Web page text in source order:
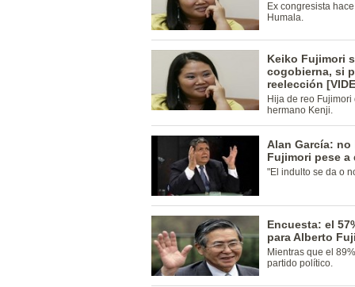
Ex congresista
Humala.
Keiko Fujimori
cogobierna, si
reelección
Hija de reo
hermano Kenji.
Alan García: no
Fujimori pese a
"El indulto se da o
Encuesta: el
para Alberto
Mientras que el
partido político.